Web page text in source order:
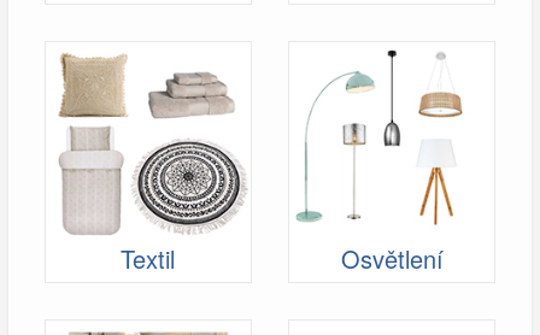
Textil Osvětlení